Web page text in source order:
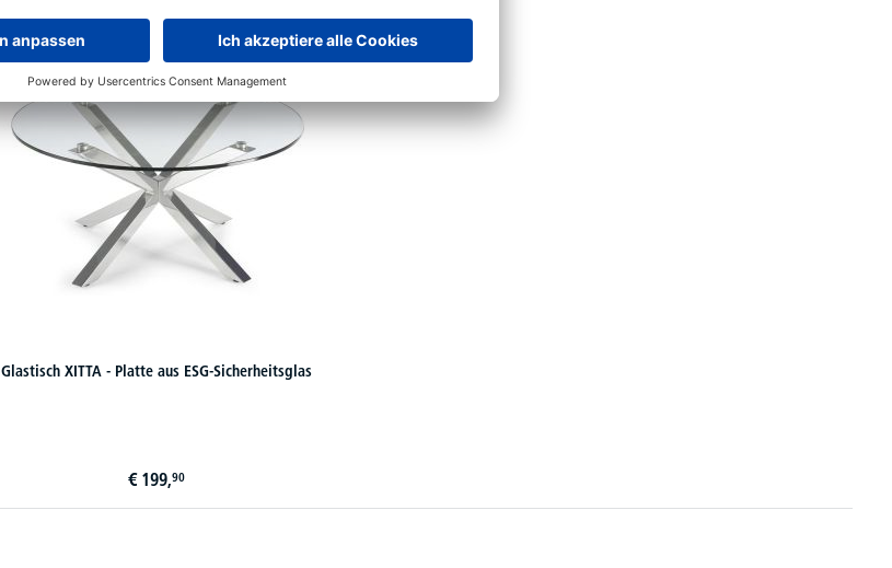
Glastisch XITTA - Platte aus ESG-Sicherheitsglas
€ 199,90